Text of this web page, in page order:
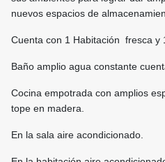
nuevos espacios de
Cuenta con 1 Habitación fresca y
Baño amplio agua constante
Cocina empotrada con amplios
tope en madera.
En la sala aire acondicionado.